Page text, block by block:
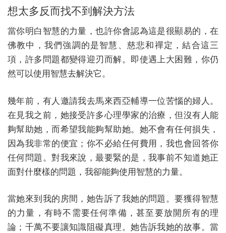
想太多反而找不到解決方法
當你明白智慧的力量，也許你會認為這是很顯易的，在
佛教中，我們強調的是智慧、慈悲和禪定，結合這三
項，許多問題都變得迎刃而解。即使遇上大困難，你仍
然可以使用智慧去解決它。
幾年前，有人邀請我去馬來西亞輔導一位苦惱的婦人。
在見我之前，她接受許多心理學家的治療，但沒有人能
夠幫助她，而希望我能夠幫助她。她不會有任何損失，
因為我非常的便宜；你不必給任何費用，我也會回答你
任何問題。對我來說，最要緊的是，我事前不知道她正
面對什麼樣的問題，我卻能夠使用智慧的力量。
當她來到我的房間，她告訴了我她的問題。要獲得智慧
的力量，有時不需要任何準備，甚至要放開所有的理
論；千萬不要讓知識阻礙真理。她告訴我她的故事。當